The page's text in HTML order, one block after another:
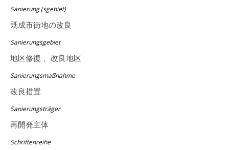
Sanierung (sgebiet)
既成市街地の改良
Sanierungsgebiet
地区修復 、改良地区
Sanierungsmaßnahme
改良措置
Sanierungsträger
再開発主体
Schriftenreihe